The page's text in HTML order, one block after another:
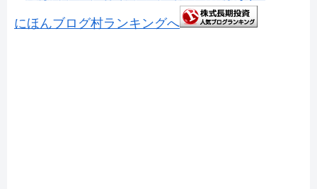
にほんブログ村ランキングへ